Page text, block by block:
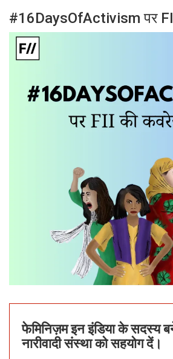
#16DaysOfActivism पर
फेमिनिज़म इन इंडिया के सदस्य
नारीवादी संस्था को सहयोग दें।